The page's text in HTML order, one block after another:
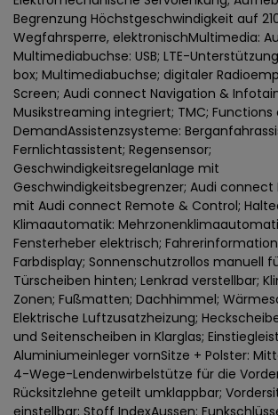
Begrenzung Höchstgeschwindigkeit auf
Wegfahrsperre, elektronischMultimedia:
Multimediabuchse: USB; LTE-
box; Multimediabuchse; digitaler
Screen; Audi connect Navigation &
Musikstreaming integriert; TMC; Functions
DemandAssistenzsysteme:
Fernlichtassistent; Regensensor;
Geschwindigkeitsregelanlage mit
Geschwindigkeitsbegrenzer; Audi connect
mit Audi connect Remote & Control;
Klimaautomatik:
Fensterheber elektrisch;
Farbdisplay; Sonnenschutzrollos manuell
Türscheiben hinten; Lenkrad verstellbar;
Zonen; Fußmatten; Dachhimmel;
Elektrische Luftzusatzheizung;
und Seitenscheiben in Klarglas;
Aluminiumeinleger vornSitze + Polster:
4-Wege-Lendenwirbelstütze für die
Rücksitzlehne geteilt umklappbar;
einstellbar; Stoff IndexAussen: